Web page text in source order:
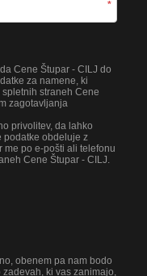
*
Cene Štupar - CILJ do
za namene, ki
straneh Cene
zagotavljanja
privolitev, da lahko
podatke obdeluje z
me po e-pošti ali telefonu
Cene Štupar - CILJ.
obenem pa nam bodo
ki vas zanimajo,